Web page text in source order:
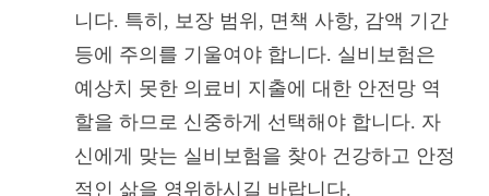
니다. 특히, 보장 범위, 면책 사항, 감액 기간
등에 주의를 기울여야 합니다. 실비보험은
예상치 못한 의료비 지출에 대한 안전망 역
할을 하므로 신중하게 선택해야 합니다. 자
신에게 맞는 실비보험을 찾아 건강하고 안정
적인 삶을 영위하시길 바랍니다.